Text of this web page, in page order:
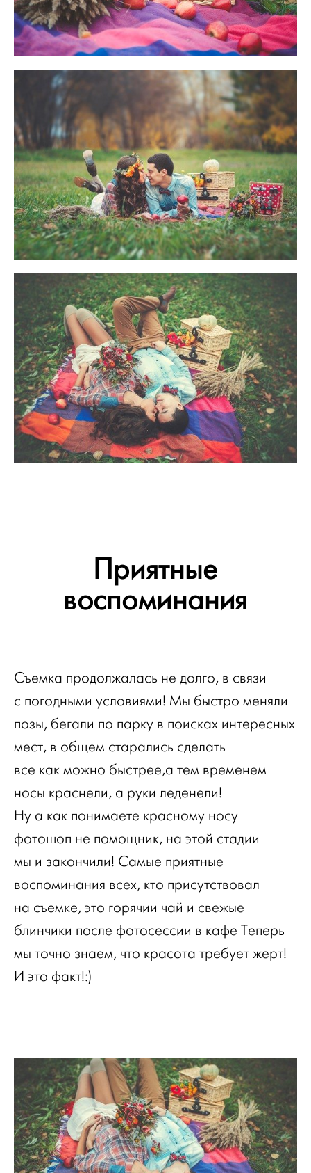
Приятные
воспоминания
Съемка продолжалась не долго, в связи
с погодными условиями! Мы быстро меняли
позы, бегали по парку в поисках интересных
мест, в общем старались сделать
все как можно быстрее,а тем временем
носы краснели, а руки леденели!
Ну а как понимаете красному носу
фотошоп не помощник, на этой стадии
мы и закончили! Самые приятные
воспоминания всех, кто присутствовал
на съемке, это горячии чай и свежые
блинчики после фотосессии в кафе Теперь
мы точно знаем, что красота требует жерт!
И это факт!:)